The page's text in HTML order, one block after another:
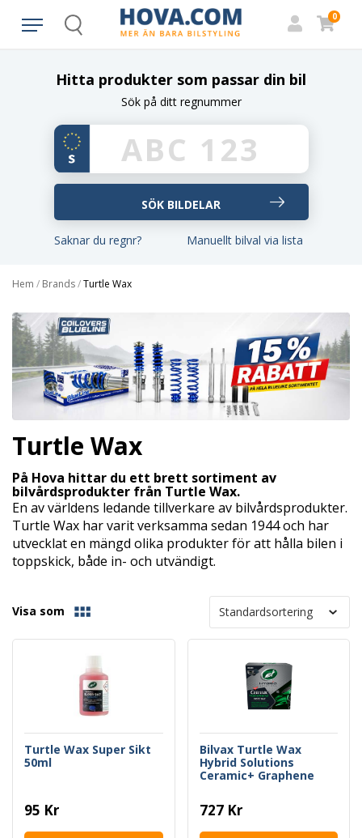
Search
0
Hitta produkter som passar din bil
Sök på ditt regnummer
Saknar du regnr? Manuellt bilval via lista
Hem / Brands/Turtle Wax
Turtle Wax
På Hova hittar du ett brett sortiment av
bilvårdsprodukter från Turtle Wax.
En av världens ledande tillverkare av bilvårdsprodukter.
Turtle Wax har varit verksamma sedan 1944 och har
utvecklat en mängd olika produkter för att hålla bilen i
toppskick, både in- och utvändigt.
Visa som
Turtle Wax Super Sikt
50ml
95 Kr
Bilvax Turtle Wax
Hybrid Solutions
Ceramic+ Graphene
727 Kr